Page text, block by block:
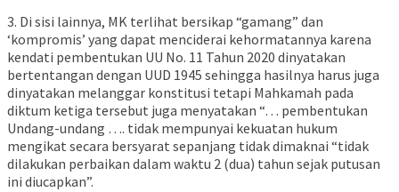
3. Di sisi lainnya, MK terlihat bersikap “gamang” dan
‘kompromis’ yang dapat menciderai kehormatannya karena
kendati pembentukan UU No. 11 Tahun 2020 dinyatakan
bertentangan dengan UUD 1945 sehingga hasilnya harus juga
dinyatakan melanggar konstitusi tetapi Mahkamah pada
diktum ketiga tersebut juga menyatakan “… pembentukan
Undang-undang …. tidak mempunyai kekuatan hukum
mengikat secara bersyarat sepanjang tidak dimaknai “tidak
dilakukan perbaikan dalam waktu 2 (dua) tahun sejak putusan
ini diucapkan”.